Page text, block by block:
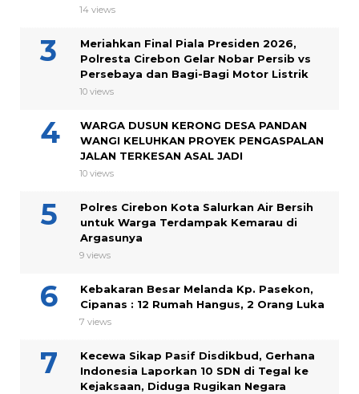
14 views
Meriahkan Final Piala Presiden 2026,
Polresta Cirebon Gelar Nobar Persib vs
Persebaya dan Bagi-Bagi Motor Listrik
10 views
WARGA DUSUN KERONG DESA PANDAN
WANGI KELUHKAN PROYEK PENGASPALAN
JALAN TERKESAN ASAL JADI
10 views
Polres Cirebon Kota Salurkan Air Bersih
untuk Warga Terdampak Kemarau di
Argasunya
9 views
Kebakaran Besar Melanda Kp. Pasekon,
Cipanas : 12 Rumah Hangus, 2 Orang Luka
7 views
Kecewa Sikap Pasif Disdikbud, Gerhana
Indonesia Laporkan 10 SDN di Tegal ke
Kejaksaan, Diduga Rugikan Negara